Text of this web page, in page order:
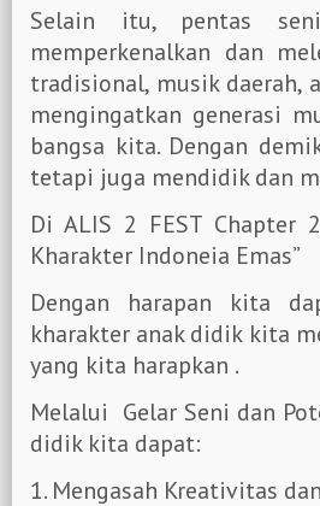
Selain itu, pentas
memperkenalkan dan
tradisional, musik daerah,
mengingatkan generasi
bangsa kita. Dengan
tetapi juga mendidik dan
Di ALIS 2 FEST Chapter
Kharakter Indoneia Emas”
Dengan harapan kita
kharakter anak didik kita
yang kita harapkan .
Melalui Gelar Seni dan
didik kita dapat:
1. Mengasah Kreativitas